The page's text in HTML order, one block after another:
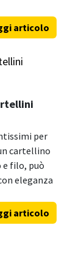
articolo
per
cartellino
filo, può
eleganza
articolo